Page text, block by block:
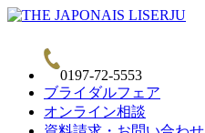
0197-72-5553
ブライダルフェア
オンライン相談